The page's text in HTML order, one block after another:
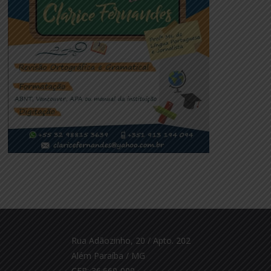
Rua Adãozinho, 20 / Apto. 202
Além Paraíba / MG